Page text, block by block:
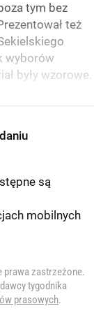
tym bez
też
wyborów
były wzorowe.
są
mobilnych
prawa zastrzeżone.
tygodnika
prasowych.